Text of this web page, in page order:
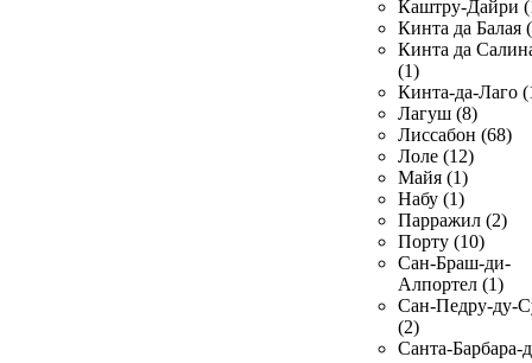
Каштру-Дайри
Кинта да Балая
Кинта да
(1)
Кинта-да-Лаго
Лагуш (8)
Лиссабон (68)
Лоле (12)
Майя (1)
Набу (1)
Парражил (2)
Порту (10)
Сан-Браш-ди-
Алпортел (1)
Сан-Педру-ду-
(2)
Санта-Барбара-